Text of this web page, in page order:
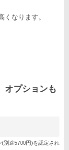
なります。
オプションも
(別途5700円)を認定され